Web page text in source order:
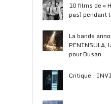
10 films de «
pas) pendant
La bande
PENINSULA,
pour Busan
Critique :